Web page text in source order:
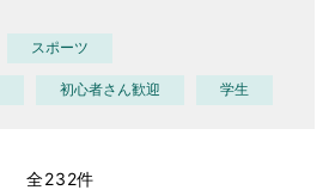
スポーツ
初心者さん歓迎 学生
全232件